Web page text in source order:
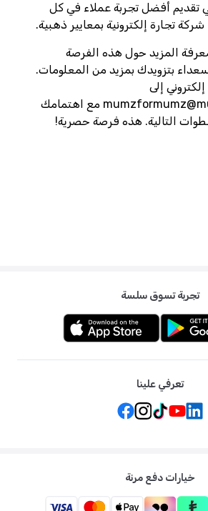
تقديم أفضل تجربة عملاء في كل
تجارة إلكترونية بمعايير ذهبية.
المزيد حول هذه الفرصة
بتزويدك بمزيد من المعلومات.
إلى
mumzformumz@mumzworld.com مع اهتمامك
التالية. هذه فرصة حصرية!
تجربة تسوق سلسة
تعرفي علينا
خيارات دفع مرنة